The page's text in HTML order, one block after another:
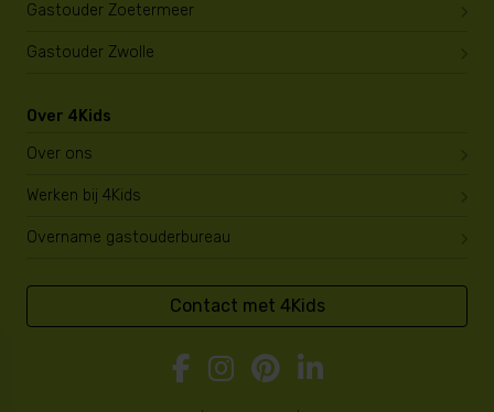
Gastouder Zoetermeer
Gastouder Zwolle
Over 4Kids
Over ons
Werken bij 4Kids
Overname gastouderbureau
Contact met 4Kids